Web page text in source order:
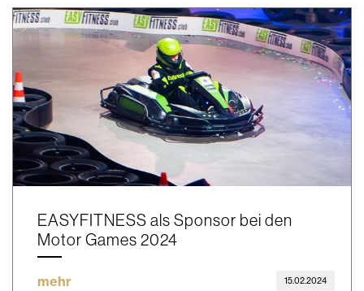
EASYFITNESS als Sponsor bei den
Motor Games 2024
mehr 15.02.2024